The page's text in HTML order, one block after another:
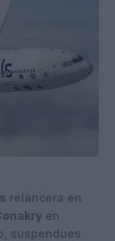
relancera en
en
suspendues